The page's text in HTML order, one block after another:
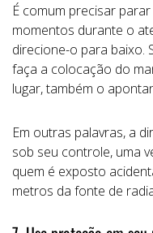
É comum precisar
momentos durante o
direcione-o para baixo.
faça a colocação do
lugar, também o
Em outras palavras, a
sob seu controle, uma
quem é exposto
metros da fonte de